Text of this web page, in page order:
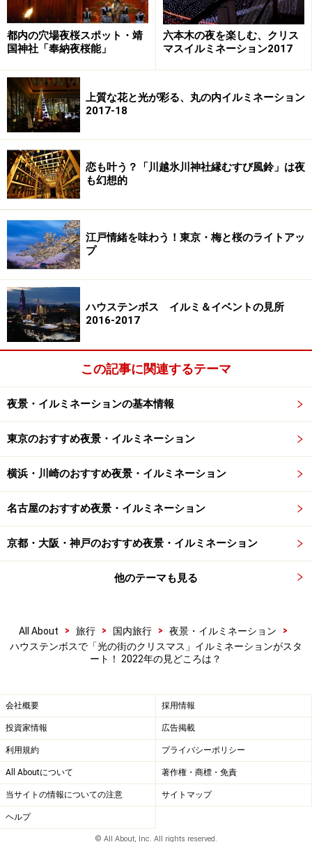
次のページへ
都内の穴場夜桜スポット・靖
国神社「奉納夜桜能」
六本木の夜を楽しむ、クリス
マスイルミネーション2017
上質な花と光が彩る、丸の内イルミネーション
2017-18
恋も叶う？「川越氷川神社縁むすび風鈴」は夜
も幻想的
江戸情緒を味わう！東京・梅と桜のライトアッ
プ
ハウステンボス イルミ＆イベントの見所
2016-2017
この記事に関連するテーマ
夜景・イルミネーションの基本情報
東京のおすすめ夜景・イルミネーション
横浜・川崎のおすすめ夜景・イルミネーション
名古屋のおすすめ夜景・イルミネーション
京都・大阪・神戸のおすすめ夜景・イルミネーション
他のテーマも見る
All About > 旅行 > 国内旅行 > 夜景・イルミネーション
>
ハウステンボスで「光の街のクリスマス」イルミネーションがスタ
ート！ 2022年の見どころは？
会社概要 採用情報
投資家情報 広告掲載
利用規約 プライバシーポリシー
All Aboutについて 著作権・商標・免責
当サイトの情報についての注意 サイトマップ
ヘルプ
© All About, Inc. All rights reserved.